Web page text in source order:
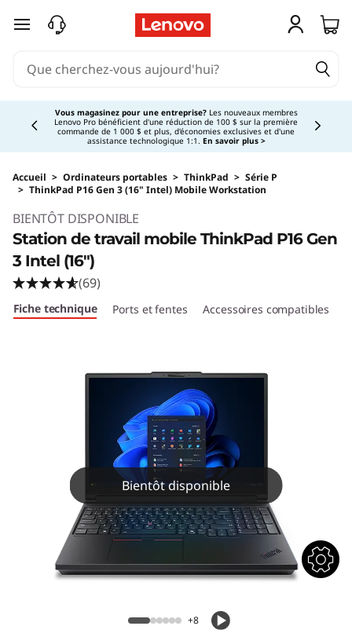
passer au contenu principal
Vous magasinez pour une entreprise?Les nouveaux membres
Lenovo Pro bénéficient d'une réduction de 100 $ sur la première
commande de 1 000 $ et plus, d'économies exclusives et d'une
assistance technologique 1:1. En savoir plus >
Currently displaying item 3 of 5
Accueil > Ordinateurs portables > ThinkPad > Série P
> ThinkPad P16 Gen 3 (16" Intel) Mobile Workstation
BIENTÔT DISPONIBLE
Station de travail mobile ThinkPad P16 Gen
3 Intel (16″)
(69)
Fiche technique Ports et fentes Accessoires compatibles
Bientôt disponible
+8